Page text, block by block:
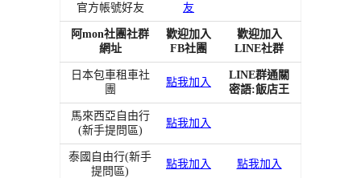
官方帳號好友
友
阿mon社團社群
網址
歡迎加入
FB社團
歡迎加入
LINE社群
日本包車租車社
團
點我加入
LINE群通關
密語:飯店王
馬來西亞自由行
(新手提問區)
點我加入
泰國自由行(新手
提問區)
點我加入 點我加入